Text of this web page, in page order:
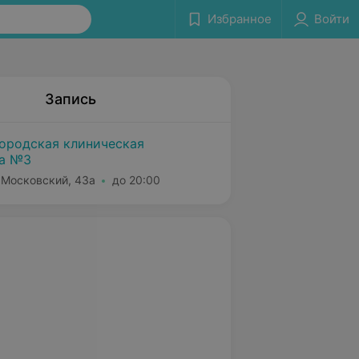
Избранное Войти
Запись
клиническая
№3
43а до 20:00